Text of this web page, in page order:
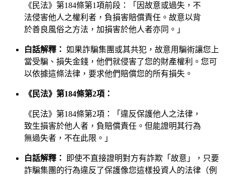
《民法》第184條第1項前段：「因故意或過失，不
法侵害他人之權利者，負損害賠償責任。故意以背
於善良風俗之方法，加損害於他人者亦同。」
白話解釋： 如果詐騙集團或其共犯，故意用騙術讓您上
當受騙、損失金錢，他們就侵害了您的財產權利。您可
以依據這條法律，要求他們賠償您的所有損失。
《民法》第184條第2項：
《民法》第184條第2項：「違反保護他人之法律，
致生損害於他人者，負賠償責任。但能證明其行為
無過失者，不在此限。」
白話解釋：
即使不直接證明對方有詐欺「故意」，只要
詐騙集團的行為違反了保護像您這樣投資人的法律（例